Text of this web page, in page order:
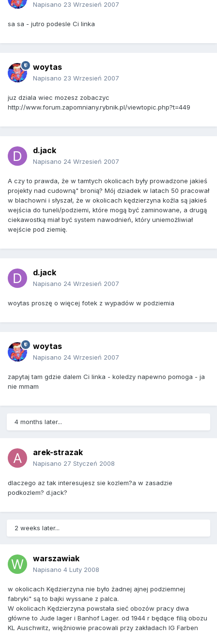
Napisano 23 Wrzesień 2007
sa sa - jutro podesle Ci linka
woytas
Napisano 23 Wrzesień 2007
juz dziala wiec mozesz zobaczyc
http://www.forum.zapomniany.rybnik.pl/viewtopic.php?t=449
d.jack
Napisano 24 Wrzesień 2007
A czy to prawda, że w tamtych okolicach były prowadzone jakieś
projekty nad cudowną" bronią? Mój dziadek w latach 50 pracował
w blachowni i słyszał, że w okolicach kędzierzyna koźla są jakieś
wejścia do tuneli/podziemi, które mogą być zaminowane, a drugą
ciekawostką miał być system nawodnień, który uniemożliwiał
wejście pod ziemię.
d.jack
Napisano 24 Wrzesień 2007
woytas proszę o więcej fotek z wypadów w podziemia
woytas
Napisano 24 Wrzesień 2007
zapytaj tam gdzie dalem Ci linka - koledzy napewno pomoga - ja
nie mmam
4 months later...
arek-strazak
Napisano 27 Styczeń 2008
dlaczego az tak interesujesz sie kozlem?a w zasadzie
podkozlem? d.jack?
2 weeks later...
warszawiak
Napisano 4 Luty 2008
w okolicach Kędzierzyna nie było żadnej ajnej podziemnej
fabryki" są to bajki wyssane z palca.
W okolicach Kędzierzyna powstała sieć obozów pracy dwa
główne to Jude lager i Banhof Lager. od 1944 r będące filią obozu
KL Auschwitz, więźniowie pracowali przy zakładach IG Farben